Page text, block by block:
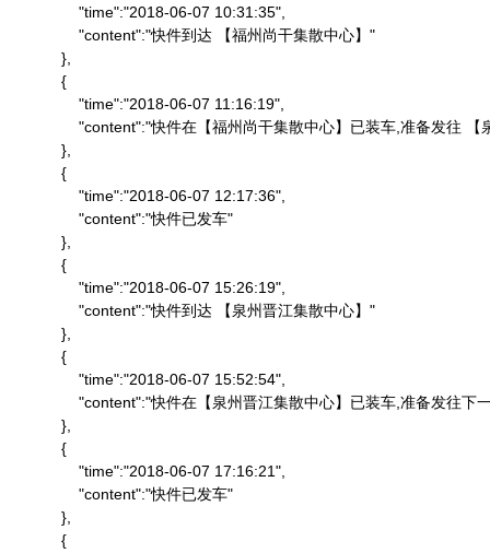
                "time":"2018-06-07 10:31:35",
                "content":"快件到达 【福州尚干集散中心】"
            },
            {
                "time":"2018-06-07 11:16:19",
"content":"快件在【福州尚干集散中心】已装车,准备发往
            },
            {
                "time":"2018-06-07 12:17:36",
                "content":"快件已发车"
            },
            {
                "time":"2018-06-07 15:26:19",
                "content":"快件到达 【泉州晋江集散中心】"
            },
            {
                "time":"2018-06-07 15:52:54",
"content":"快件在【泉州晋江集散中心】已装车,准备发往下
            },
            {
                "time":"2018-06-07 17:16:21",
                "content":"快件已发车"
            },
            {